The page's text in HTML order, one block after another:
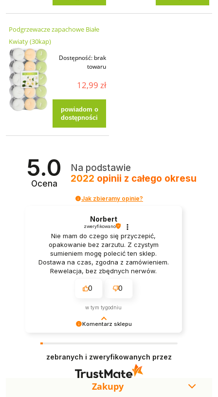
Podgrzewacze zapachowe Białe
Kwiaty (30kap)
Dostępność: brak
towaru
12,99 zł
powiadom o
dostępności
5.0
Ocena
Na podstawie
2022 opinii z całego okresu
Jak zbieramy opinie?
Komentarz sklepu
starań, by każda kolejna wizyta w naszym sklepie
Norbert
zweryfikowano
Nie mam do czego się przyczepić,
opakowanie bez zarzutu. Z czystym
sumieniem mogę polecić ten sklep.
Dostawa na czas, zgodna z zamówieniem.
Rewelacja, bez zbędnych nerwów.
0 0
w tym tygodniu
zebranych i zweryfikowanych przez
Zakupy